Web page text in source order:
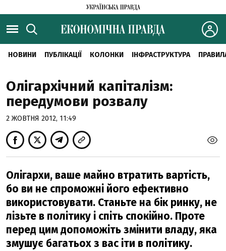
НОВИНИ ПУБЛІКАЦІЇ КОЛОНКИ ІНФРАСТРУКТУРА
Олігархічний капіталізм:
передумови розвалу
2 ЖОВТНЯ 2012, 11:49
Олігархи, ваше майно втратить вартість,
бо ви не спроможні його ефективно
використовувати. Станьте на бік ринку, не
лізьте в політику і спіть спокійно. Проте
перед цим допоможіть змінити владу, яка
змушує багатьох з вас іти в політику.